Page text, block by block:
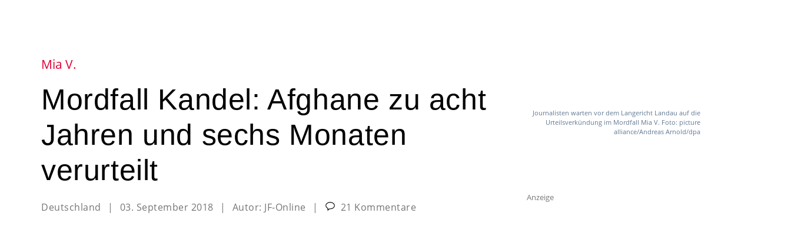
Mia V.
Mordfall Kandel: Afghane zu acht
Jahren und sechs Monaten
verurteilt
Deutschland | 03. September 2018 | Autor: JF-Online |
21 Kommentare
Journalisten warten vor dem Langericht Landau auf die
Urteilsverkündung im Mordfall Mia V. Foto: picture
alliance/Andreas Arnold/dpa
Anzeige